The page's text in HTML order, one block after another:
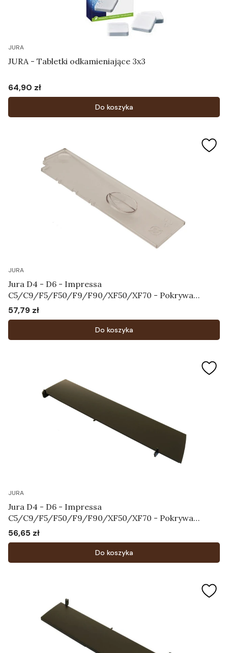
JURA
JURA - Tabletki odkamieniające 3x3
Cena
64,90 zł
Do koszyka
JURA
Jura D4 - D6 - Impressa
C5/C9/F5/F50/F9/F90/XF50/XF70 - Pokrywa
chroniąca aromat Art.64115
Cena
57,79 zł
Do koszyka
JURA
Jura D4 - D6 - Impressa
C5/C9/F5/F50/F9/F90/XF50/XF70 - Pokrywa
zbiornika na ziarna kawy Art.61827
Cena
56,65 zł
Do koszyka